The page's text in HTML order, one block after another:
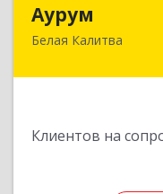
Аурум
Белая Калитва
Клиентов на
347044,